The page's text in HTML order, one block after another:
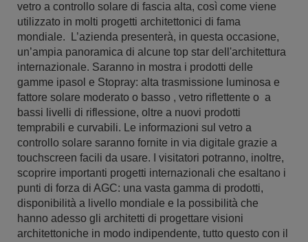
vetro a controllo solare di fascia alta, così come viene
utilizzato in molti progetti architettonici di fama
mondiale. L’azienda presenterà, in questa occasione,
un’ampia panoramica di alcune top star dell'architettura
internazionale. Saranno in mostra i prodotti delle
gamme ipasol e Stopray: alta trasmissione luminosa e
fattore solare moderato o basso , vetro riflettente o a
bassi livelli di riflessione, oltre a nuovi prodotti
temprabili e curvabili. Le informazioni sul vetro a
controllo solare saranno fornite in via digitale grazie a
touchscreen facili da usare. I visitatori potranno, inoltre,
scoprire importanti progetti internazionali che esaltano i
punti di forza di AGC: una vasta gamma di prodotti,
disponibilità a livello mondiale e la possibilità che
hanno adesso gli architetti di progettare visioni
architettoniche in modo indipendente, tutto questo con il